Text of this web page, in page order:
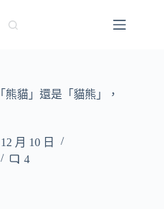
熊貓」還是「貓熊」，
月 10 日
4